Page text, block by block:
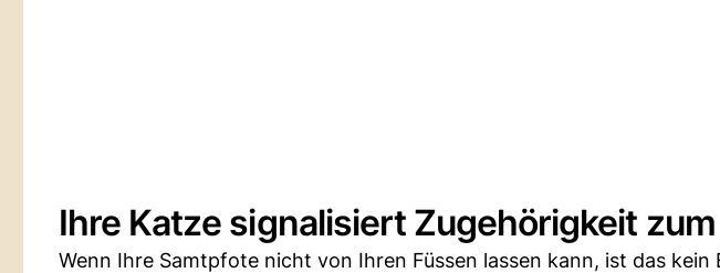
Ihre Katze signalisiert Zugehörigkeit
Wenn Ihre Samtpfote nicht von Ihren Füssen lassen kann, ist das kein